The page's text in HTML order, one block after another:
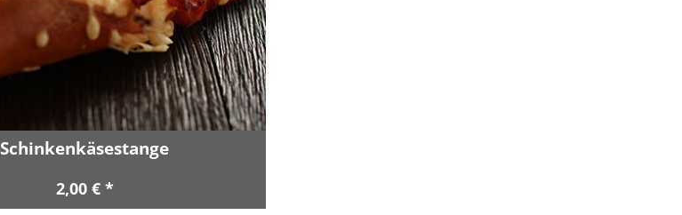
Schinkenkäsestange
2,00 € *